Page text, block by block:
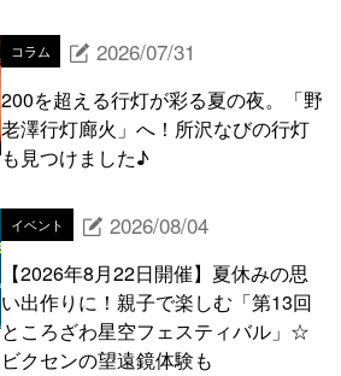
コラム 2026/07/31
200を超える行灯が彩る夏の夜。「野
老澤行灯廊火」へ！所沢なびの行灯
も見つけました♪
イベント 2026/08/04
【2026年8月22日開催】夏休みの思
い出作りに！親子で楽しむ「第13回
ところざわ星空フェスティバル」☆
ビクセンの望遠鏡体験も